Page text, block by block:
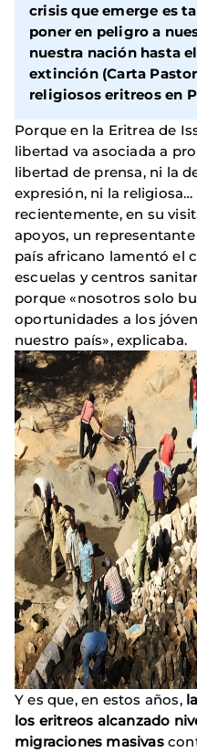
crisis que emerge es
poner en peligro a
nuestra nación hasta
extinción (Carta
religiosos eritreos en
Porque en la Eritrea de
libertad va asociada a
libertad de prensa, ni la
expresión, ni la religiosa…
recientemente, en su
apoyos, un
país africano lamentó el
escuelas y centros
porque «nosotros solo
oportunidades a los
nuestro país», explicaba.
Y es que, en estos años,
los eritreos alcanzado
migraciones masivas